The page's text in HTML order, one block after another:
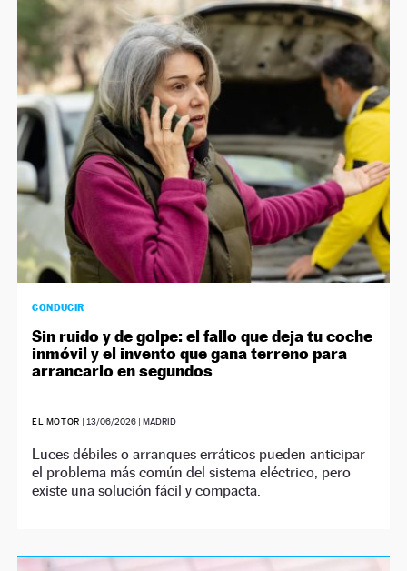
CONDUCIR
Sin ruido y de golpe: el fallo que deja tu coche
inmóvil y el invento que gana terreno para
arrancarlo en segundos
EL MOTOR | 13/06/2026| MADRID
Luces débiles o arranques erráticos pueden anticipar
el problema más común del sistema eléctrico, pero
existe una solución fácil y compacta.